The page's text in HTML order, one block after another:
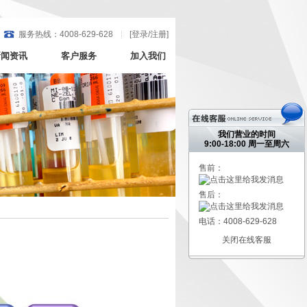
我们营业的时间
9:00-18:00 周一至周六
售前：
售后：
电话：4008-629-628
关闭在线客服
服务热线：4008-629-628 [登录/注册]
资讯 客户服务 加入我们